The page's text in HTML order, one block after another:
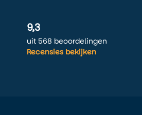
9,3
uit 568 beoordelingen
Recensies bekijken